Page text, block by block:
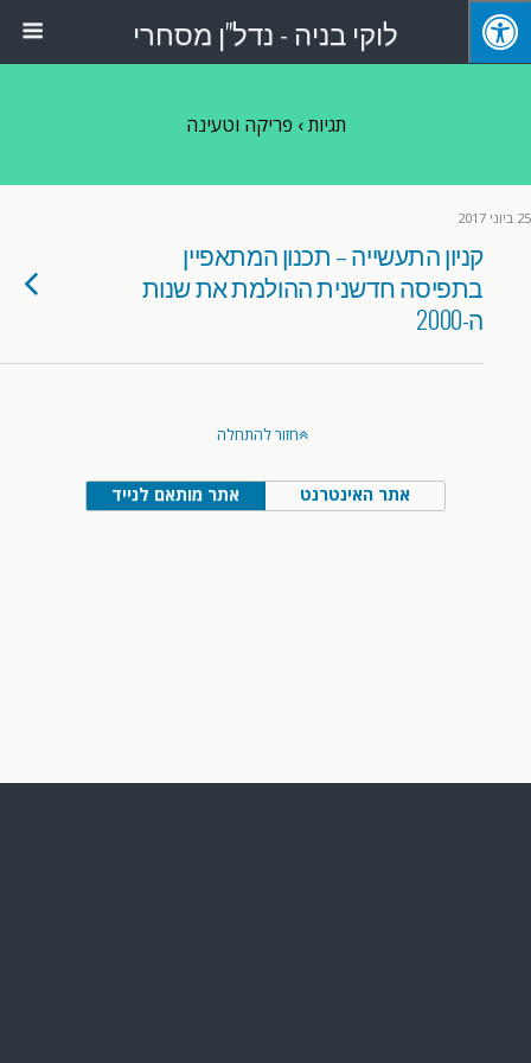
לוקי בניה - נדל"ן מסחרי
תגיות › פריקה וטעינה
25 ביוני 2017
קניון התעשייה – תכנון המתאפיין
בתפיסה חדשנית ההולמת את שנות
ה-2000
חזור להתחלה
אתר מותאם לנייד אתר האינטרנט